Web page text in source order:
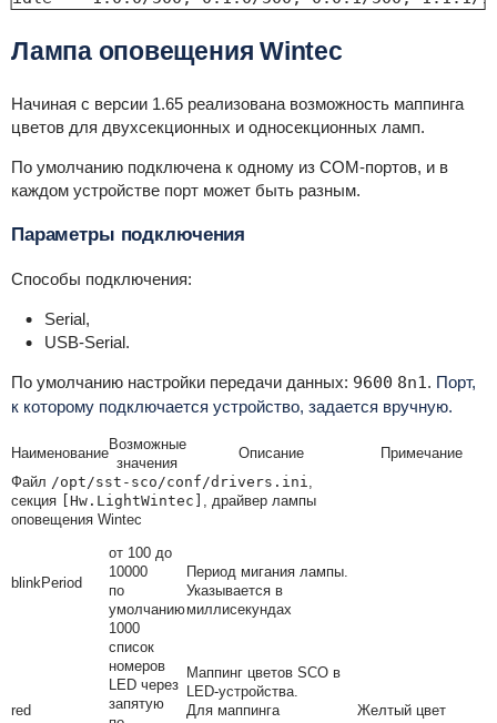
Лампа оповещения Wintec
Начиная с версии 1.65 реализована возможность маппинга
цветов для двухсекционных и односекционных ламп.
По умолчанию подключена к одному из COM-портов, и в
каждом устройстве порт может быть разным.
Параметры подключения
Способы подключения:
Serial,
USB-Serial.
По умолчанию настройки передачи данных: 9600 8n1. Порт,
к которому подключается устройство, задается вручную.
Наименование
Возможные
значения
Описание
Примечание
Файл /opt/sst-sco/conf/drivers.ini,
секция
[Hw.LightWintec] , драйвер лампы
оповещения Wintec
blinkPeriod
от 100 до
10000
по
умолчанию
1000
Период мигания лампы.
Указывается в
миллисекундах
red
список
номеров
LED через
запятую
Маппинг цветов SCO в
LED-устройства.
Для маппинга
Желтый цвет